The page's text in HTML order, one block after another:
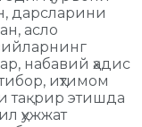
дарсларини
асло
набавий ҳадис
иҳтимом
тақрир этишда
ҳужжат